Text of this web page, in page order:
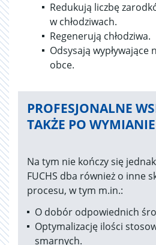
Redukują liczbę
w chłodziwach.
Regenerują chłodziwa.
Odsysają
obce.
PROFESJONALNE
TAKŻE PO
Na tym nie kończy się
FUCHS dba również o inne
procesu, w tym m.in.:
O dobór odpowiednich
Optymalizację ilości
smarnych.